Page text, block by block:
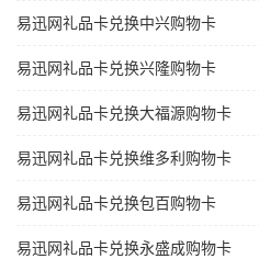
易迅网礼品卡兑换中兴购物卡
易迅网礼品卡兑换兴隆购物卡
易迅网礼品卡兑换大福源购物卡
易迅网礼品卡兑换维多利购物卡
易迅网礼品卡兑换包百购物卡
易迅网礼品卡兑换永盛成购物卡